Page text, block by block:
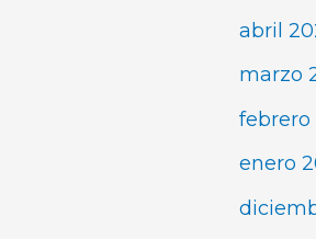
abril
marzo
febrero
enero